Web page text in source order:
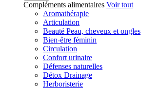
Compléments alimentaires Voir tout
Aromathérapie
Articulation
Beauté Peau, cheveux et ongles
Bien-être féminin
Circulation
Confort urinaire
Défenses naturelles
Détox Drainage
Herboristerie